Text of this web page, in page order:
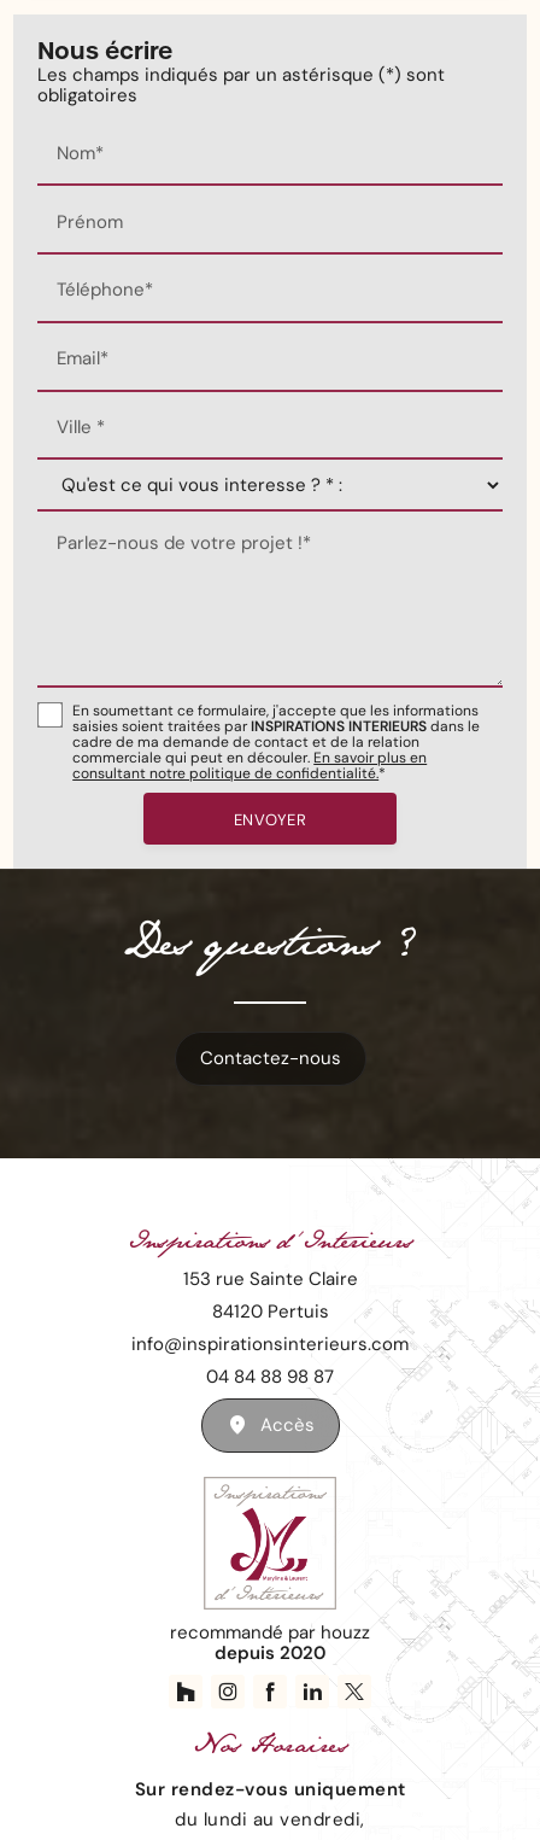
Nous écrire
Les champs indiqués par un astérisque (*) sont
obligatoires
Nom*
Prénom
Téléphone*
Email*
Ville *
Parlez-nous de votre projet !*
En soumettant ce formulaire, j'accepte que les informations
saisies soient traitées parINSPIRATIONS INTERIEURS dans le
cadre de ma demande de contact et de la relation
commerciale qui peut en découler. En savoir plus en
consultant notre politique de confidentialité.*
Des questions ?
Contactez-nous
Inspirations d'Interieurs
153 rue Sainte Claire
84120 Pertuis
info@inspirationsinterieurs.com
04 84 88 98 87
Accès
recommandé par houzz
depuis 2020
Nos Horaires
Sur rendez-vous uniquement
du lundi au vendredi,